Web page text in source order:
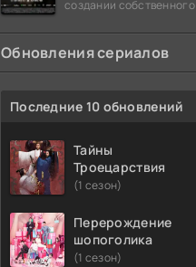
создании собственного
долларов. Однако,
Обновления сериалов
Последние 10 обновлений
Тайны
Троецарствия
(1 сезон)
Перерождение
шопоголика
(1 сезон)